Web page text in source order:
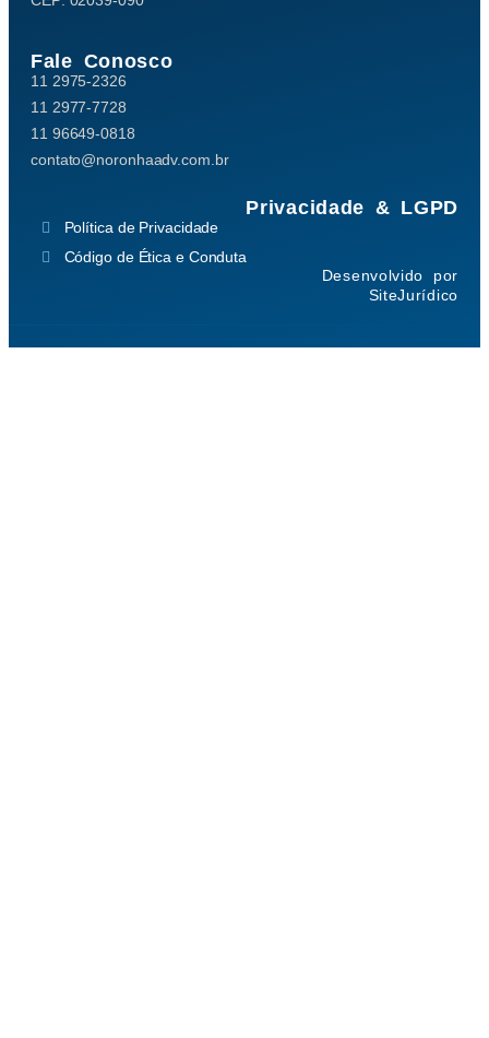
Fale Conosco
11 2975-2326
11 2977-7728
11 96649-0818
contato@noronhaadv.com.br
Privacidade & LGPD
Política de Privacidade
Código de Ética e Conduta
Desenvolvido por
SiteJurídico